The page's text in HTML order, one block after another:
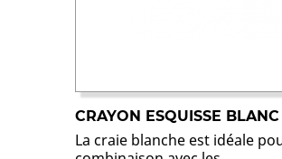
CRAYON ESQUISSE BLANC
La craie blanche est idéale